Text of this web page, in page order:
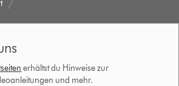
erhältst du Hinweise zur
und mehr.